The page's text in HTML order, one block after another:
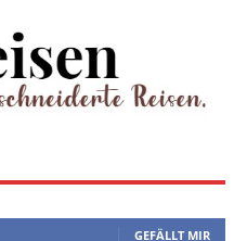
GEFÄLLT MIR